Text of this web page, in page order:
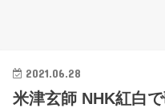
2021.06.28
米津玄師 NHK紅白